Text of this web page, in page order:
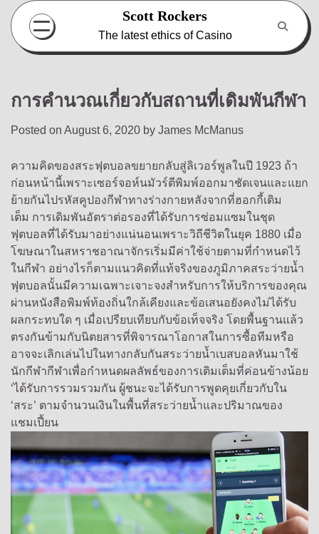
Skip
content
Scott Rockers
The latest ethics of Casino
การคำนวณเกี่ยวกับสถานที่เดิมพันกีฬา
Posted on August 6, 2020 by James McManus
ความคิดของสระฟุตบอลขยายกลับสู่ลิเวอร์พูลในปี 1923 ถ้า
ก่อนหน้านี้เพราะเซอร์จอห์นมัวร์ตีพิมพ์ออกมาชัดเจนและแยก
ย้ายกันไปรหัสคูปองกีฬาทางร่างกายหลังจากที่ฮอกกี้เติม
เต็ม การเดิมพันอัตราต่อรองที่ได้รับการซ่อมแซมในชุด
ฟุตบอลที่ได้รับมาอย่างแน่นอนเพราะวิถีชีวิตในยุค 1880 เมื่อ
โฆษณาในสหราชอาณาจักรเริ่มมีค่าใช้จ่ายตามที่กำหนดไว้
ในกีฬา อย่างไรก็ตามแนวคิดที่แท้จริงของภูมิภาคสระว่ายน้ำ
ฟุตบอลนั้นมีความเฉพาะเจาะจงสำหรับการให้บริการของคุณ
ผ่านหนังสือพิมพ์ท้องถิ่นใกล้เคียงและข้อเสนอยังคงไม่ได้รับ
ผลกระทบใด ๆ เมื่อเปรียบเทียบกับข้อเท็จจริง โดยพื้นฐานแล้ว
ตรงกันข้ามกับนิตยสารที่พิจารณาโอกาสในการซื้อทีมหรือ
อาจจะเลิกเล่นไปในทางกลับกันสระว่ายน้ำเบสบอลหันมาใช้
นักกีฬากีฬาเพื่อกำหนดผลลัพธ์ของการเติมเต็มที่ค่อนข้างน้อย
‘ได้รับการรวมรวมกัน ผู้ชนะจะได้รับการพูดคุยเกี่ยวกับใน
‘สระ’ ตามจำนวนเงินในพื้นที่สระว่ายน้ำและปริมาณของ
แชมเปี้ยน